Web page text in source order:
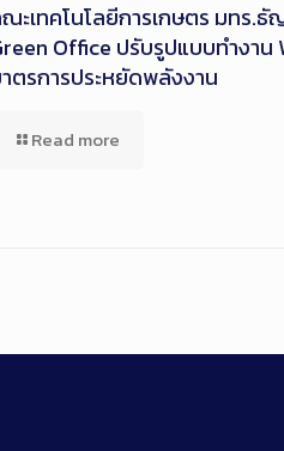
ะเทคโนโลยีการเกษตร มทร.ธั
Office ปรับรูปแบบทำงาน
ตรการประหยัดพลังงาน
Read more